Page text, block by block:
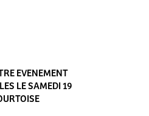
EVENEMENT
LE SAMEDI 19